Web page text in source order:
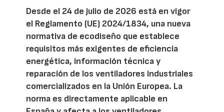
Desde el 24 de julio de 2026 está en vigor
el Reglamento (UE) 2024/1834, una nueva
normativa de ecodiseño que establece
requisitos más exigentes de eficiencia
energética, información técnica y
reparación de los ventiladores industriales
comercializados en la Unión Europea. La
norma es directamente aplicable en